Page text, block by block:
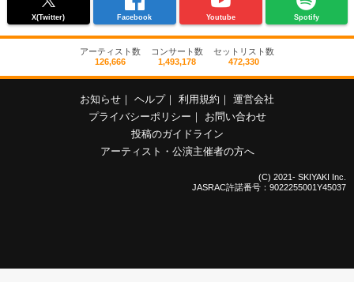
X(Twitter) Facebook Youtube Spotify
アーティスト数
126,666
コンサート数
1,493,178
セットリスト数
472,330
お知らせ ヘルプ 利用規約
運営会社
プライバシーポリシー
お問い合わせ
投稿のガイドライン
アーティスト・公演主催者の方へ
(C) 2021- SKIYAKI Inc.
JASRAC許諾番号：9022255001Y45037